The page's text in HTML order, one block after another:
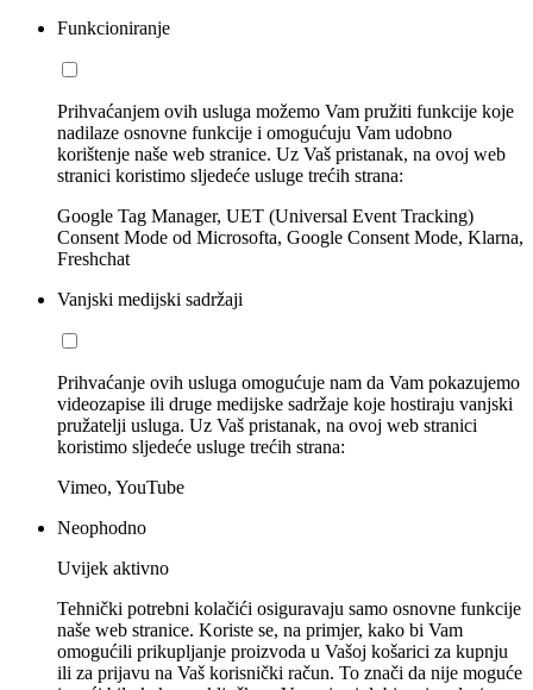
Funkcioniranje
Prihvaćanjem ovih usluga možemo Vam pružiti funkcije koje
nadilaze osnovne funkcije i omogućuju Vam udobno
korištenje naše web stranice. Uz Vaš pristanak, na ovoj web
stranici koristimo sljedeće usluge trećih strana:
Google Tag Manager, UET (Universal Event Tracking)
Consent Mode od Microsofta, Google Consent Mode, Klarna,
Freshchat
Vanjski medijski sadržaji
Prihvaćanje ovih usluga omogućuje nam da Vam pokazujemo
videozapise ili druge medijske sadržaje koje hostiraju vanjski
pružatelji usluga. Uz Vaš pristanak, na ovoj web stranici
koristimo sljedeće usluge trećih strana:
Vimeo, YouTube
Neophodno
Uvijek aktivno
Tehnički potrebni kolačići osiguravaju samo osnovne funkcije
naše web stranice. Koriste se, na primjer, kako bi Vam
omogućili prikupljanje proizvoda u Vašoj košarici za kupnju
ili za prijavu na Vaš korisnički račun. To znači da nije moguće